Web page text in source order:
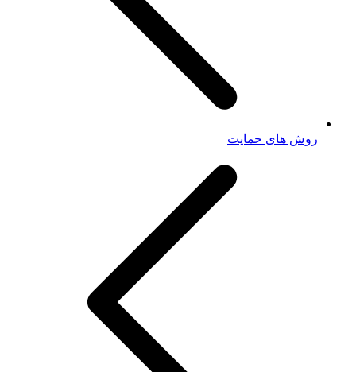
روش های حمایت